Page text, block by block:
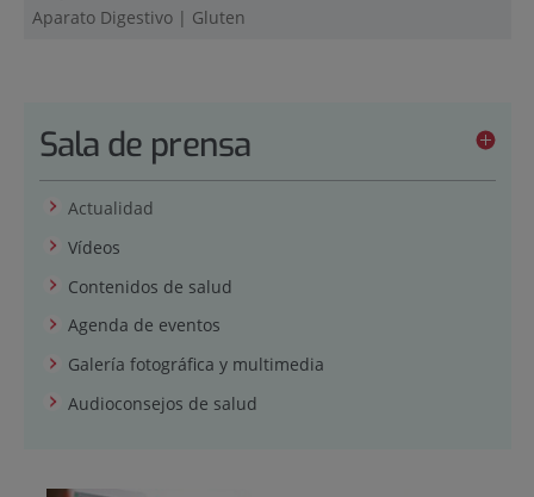
Aparato Digestivo| Gluten
Sala de prensa
Actualidad
Vídeos
Contenidos de salud
Agenda de eventos
Galería fotográfica y multimedia
Audioconsejos de salud